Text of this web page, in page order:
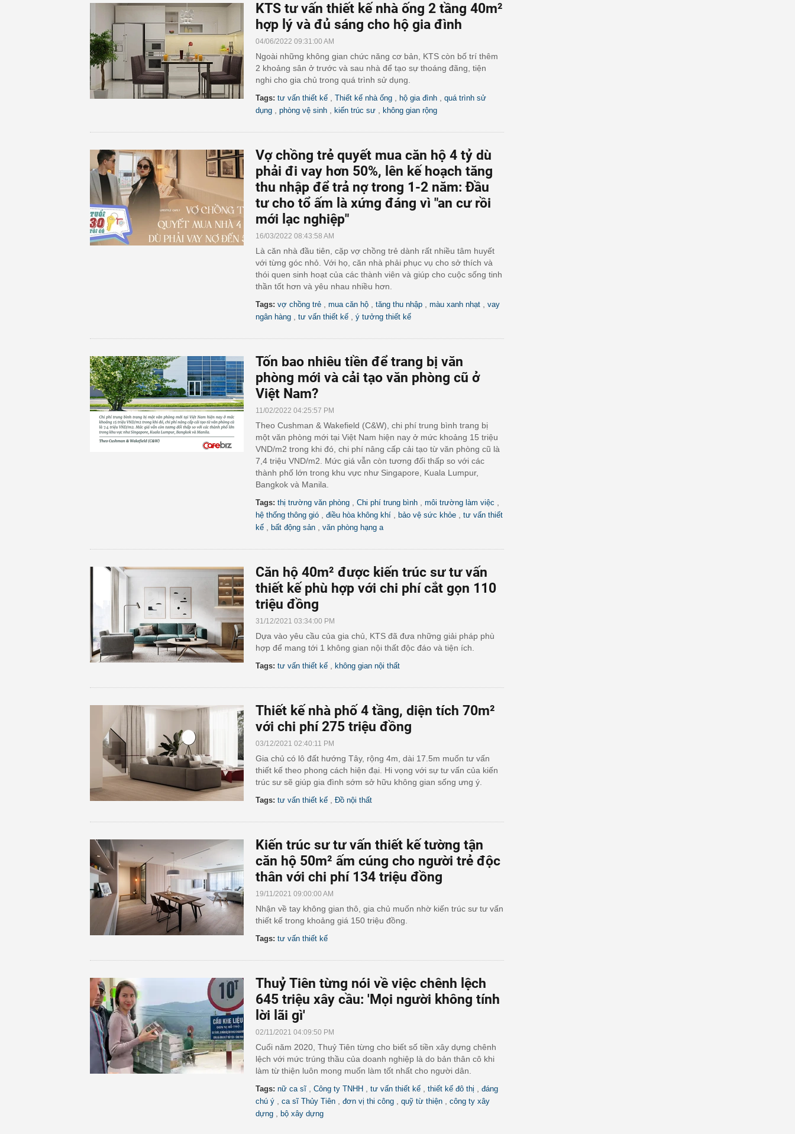
KTS tư vấn thiết kế nhà ống 2 tầng 40m²
hợp lý và đủ sáng cho hộ gia đình
04/06/2022 09:31:00 AM
Ngoài những không gian chức năng cơ bản, KTS còn bố trí thêm
2 khoảng sân ở trước và sau nhà để tạo sự thoáng đãng, tiện
nghi cho gia chủ trong quá trình sử dụng.
Tags: tư vấn thiết kế Thiết kế nhà ống hộ gia đình
quá trình sử
dụng
phòng vệ sinh kiến trúc sư không gian rộng
Vợ chồng trẻ quyết mua căn hộ 4 tỷ dù
phải đi vay hơn 50%, lên kế hoạch tăng
thu nhập để trả nợ trong 1-2 năm: Đầu
tư cho tổ ấm là xứng đáng vì "an cư rồi
mới lạc nghiệp"
16/03/2022 08:43:58 AM
Là căn nhà đầu tiên, cặp vợ chồng trẻ dành rất nhiều tâm huyết
với từng góc nhỏ. Với họ, căn nhà phải phục vụ cho sở thích và
thói quen sinh hoạt của các thành viên và giúp cho cuộc sống tinh
thần tốt hơn và yêu nhau nhiều hơn.
Tags: vợ chồng trẻ mua căn hộ tăng thu nhập màu xanh nhạt
vay
ngân hàng
tư vấn thiết kế ý tưởng thiết kế
Tốn bao nhiêu tiền để trang bị văn
phòng mới và cải tạo văn phòng cũ ở
Việt Nam?
11/02/2022 04:25:57 PM
Theo Cushman & Wakefield (C&W), chi phí trung bình trang bị
một văn phòng mới tại Việt Nam hiện nay ở mức khoảng 15 triệu
VND/m2 trong khi đó, chi phí nâng cấp cải tạo từ văn phòng cũ là
7,4 triệu VND/m2. Mức giá vẫn còn tương đối thấp so với các
thành phố lớn trong khu vực như Singapore, Kuala Lumpur,
Bangkok và Manila.
Tags: thị trường văn phòng Chi phí trung bình môi trường làm việc
hệ thống thông gió điều hòa không khí bảo vệ sức khỏe
tư vấn thiết
kế
bất động sản văn phòng hạng a
Căn hộ 40m² được kiến trúc sư tư vấn
thiết kế phù hợp với chi phí cắt gọn 110
triệu đồng
31/12/2021 03:34:00 PM
Dựa vào yêu cầu của gia chủ, KTS đã đưa những giải pháp phù
hợp để mang tới 1 không gian nội thất độc đáo và tiện ích.
Tags: tư vấn thiết kế không gian nội thất
Thiết kế nhà phố 4 tầng, diện tích 70m²
với chi phí 275 triệu đồng
03/12/2021 02:40:11 PM
Gia chủ có lô đất hướng Tây, rộng 4m, dài 17.5m muốn tư vấn
thiết kế theo phong cách hiện đại. Hi vọng với sự tư vấn của kiến
trúc sư sẽ giúp gia đình sớm sở hữu không gian sống ưng ý.
Tags: tư vấn thiết kế Đồ nội thất
Kiến trúc sư tư vấn thiết kế tường tận
căn hộ 50m² ấm cúng cho người trẻ độc
thân với chi phí 134 triệu đồng
19/11/2021 09:00:00 AM
Nhận về tay không gian thô, gia chủ muốn nhờ kiến trúc sư tư vấn
thiết kế trong khoảng giá 150 triệu đồng.
Tags: tư vấn thiết kế
Thuỷ Tiên từng nói về việc chênh lệch
645 triệu xây cầu: 'Mọi người không tính
lời lãi gì'
02/11/2021 04:09:50 PM
Cuối năm 2020, Thuỷ Tiên từng cho biết số tiền xây dựng chênh
lệch với mức trúng thầu của doanh nghiệp là do bản thân cô khi
làm từ thiện luôn mong muốn làm tốt nhất cho người dân.
Tags: nữ ca sĩ Công ty TNHH tư vấn thiết kế thiết kế đô thị
đáng
chú ý
ca sĩ Thủy Tiên đơn vị thi công quỹ từ thiện
công ty xây
dựng
bộ xây dựng